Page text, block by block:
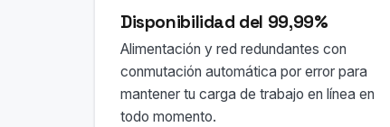
Disponibilidad del 99,99%
Alimentación y red redundantes con
conmutación automática por error para
mantener tu carga de trabajo en línea en
todo momento.